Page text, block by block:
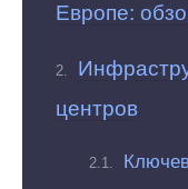
Европе:
центров